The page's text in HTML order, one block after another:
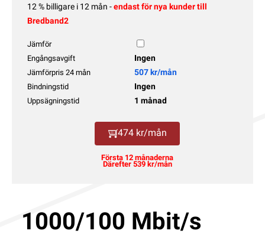
12 % billigare i 12 mån - endast för nya kunder till
Bredband2
Jämför
Engångsavgift
Ingen
Jämförpris 24 mån 507 kr/mån
Bindningstid Ingen
Uppsägningstid 1 månad
474 kr/mån
Första 12 månaderna
Därefter 539 kr/mån
1000/100 Mbit/s